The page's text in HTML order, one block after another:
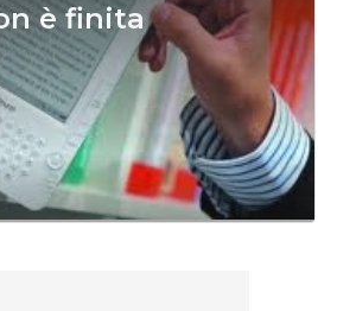
è finita